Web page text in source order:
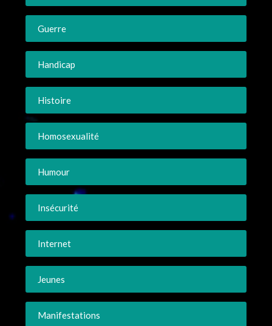
Guerre
Handicap
Histoire
Homosexualité
Humour
Insécurité
Internet
Jeunes
Manifestations